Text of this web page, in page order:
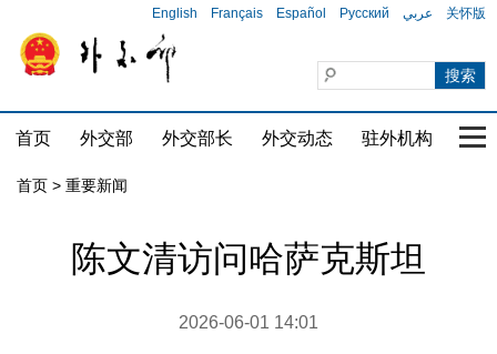
English Français Español Русский عربي 关怀版
首页 外交部 外交部长 外交动态 驻外机构 国
首页 > 重要新闻
陈文清访问哈萨克斯坦
2026-06-01 14:01